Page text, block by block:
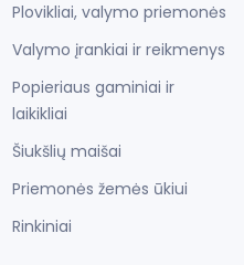
Plovikliai, valymo priemonės
Valymo įrankiai ir reikmenys
Popieriaus gaminiai ir
laikikliai
Šiukšlių maišai
Priemonės žemės ūkiui
Rinkiniai